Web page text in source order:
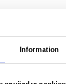
Information